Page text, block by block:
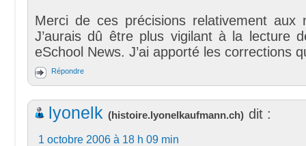
Merci de ces précisions relativement aux
J’aurais dû être plus vigilant à la lecture
eSchool News. J’ai apporté les corrections
Répondre
lyonelk (histoire.lyonelkaufmann.ch) dit :
1 octobre 2006 à 18 h 09 min